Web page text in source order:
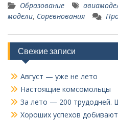
Образование
модели, Соревнования
Свежие записи
Август — уже не лето
Настоящие комсомольцы
За лето — 200 трудодней.
Хороших успехов